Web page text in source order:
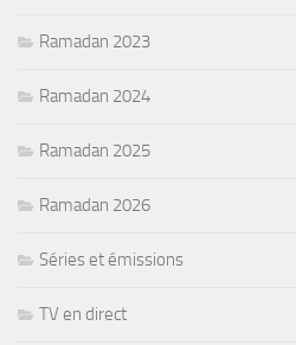
Ramadan 2023
Ramadan 2024
Ramadan 2025
Ramadan 2026
Séries et émissions
TV en direct